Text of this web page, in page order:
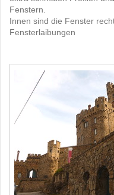
Fenstern.
Innen sind die Fenster
Fensterlaibungen